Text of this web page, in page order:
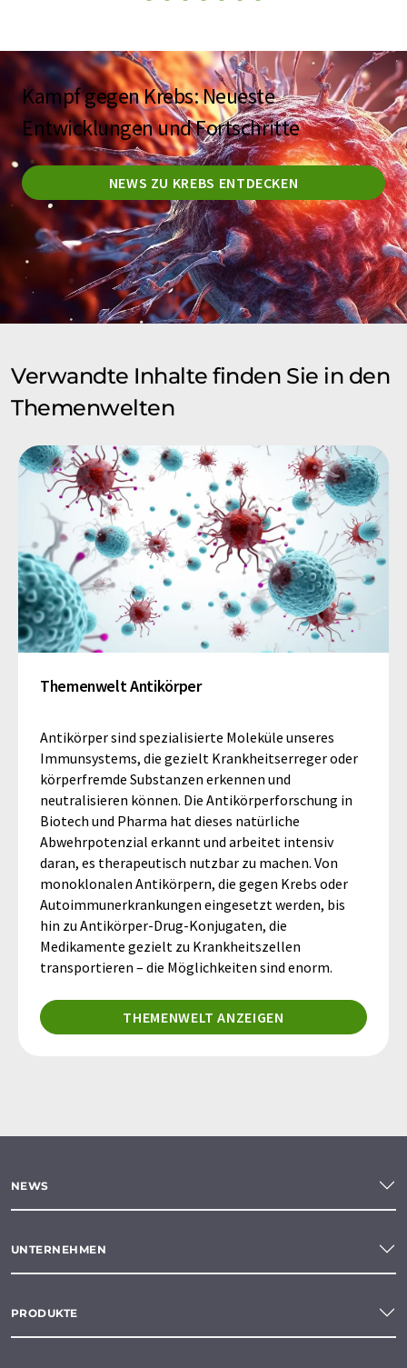
Kampf gegen Krebs: Neueste
Entwicklungen und Fortschritte
NEWS ZU KREBS ENTDECKEN
Verwandte Inhalte finden Sie in den
Themenwelten
Themenwelt Antikörper
Antikörper sind spezialisierte Moleküle unseres
Immunsystems, die gezielt Krankheitserreger oder
körperfremde Substanzen erkennen und
neutralisieren können. Die Antikörperforschung in
Biotech und Pharma hat dieses natürliche
Abwehrpotenzial erkannt und arbeitet intensiv
daran, es therapeutisch nutzbar zu machen. Von
monoklonalen Antikörpern, die gegen Krebs oder
Autoimmunerkrankungen eingesetzt werden, bis
hin zu Antikörper-Drug-Konjugaten, die
Medikamente gezielt zu Krankheitszellen
transportieren – die Möglichkeiten sind enorm.
THEMENWELT ANZEIGEN
NEWS
UNTERNEHMEN
PRODUKTE